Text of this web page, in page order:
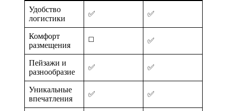
Удобство
логистики
✅ ✅
Комфорт
размещения
◻️ ✅
Пейзажи и
разнообразие
✅ ✅
Уникальные
впечатления
✅ ✅